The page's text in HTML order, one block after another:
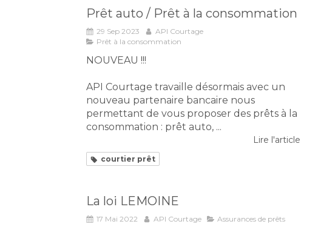
Prêt auto / Prêt à la consommation
29 Sep 2023
API Courtage
Prêt à la consommation
NOUVEAU !!!
API Courtage travaille désormais avec un
nouveau partenaire bancaire nous
permettant de vous proposer des prêts à la
consommation : prêt auto, ...
Lire l'article
courtier prêt
La loi LEMOINE
17 Mai 2022 API Courtage Assurances de prêts